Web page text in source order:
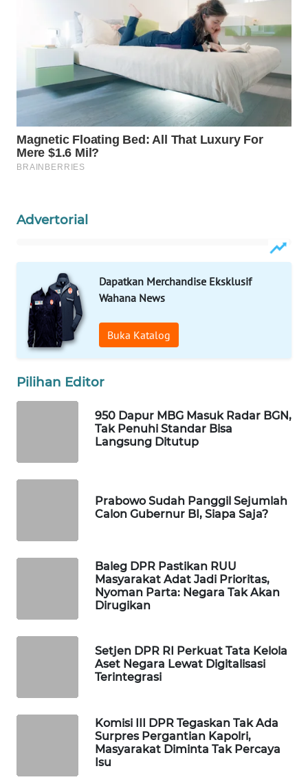
Advertorial
Dapatkan Merchandise Eksklusif
Wahana News
Buka Katalog
Pilihan Editor
950 Dapur MBG Masuk Radar BGN,
Tak Penuhi Standar Bisa
Langsung Ditutup
Prabowo Sudah Panggil Sejumlah
Calon Gubernur BI, Siapa Saja?
Baleg DPR Pastikan RUU
Masyarakat Adat Jadi Prioritas,
Nyoman Parta: Negara Tak Akan
Dirugikan
Setjen DPR RI Perkuat Tata Kelola
Aset Negara Lewat Digitalisasi
Terintegrasi
Komisi III DPR Tegaskan Tak Ada
Surpres Pergantian Kapolri,
Masyarakat Diminta Tak Percaya
Isu
WAHANANEWS
ID
WAHANANEWS
CO ID
WAHANANEWS
NET
WAHANA
SELEB
WAHANA
PERSONA
WAHANA
OTOMOTIF
LAPAK
Network
KELISTRIKAN